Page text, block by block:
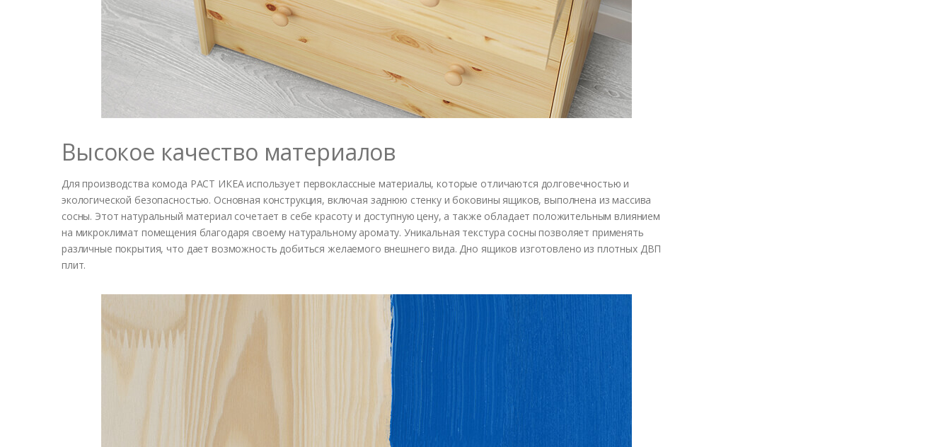
Высокое качество материалов
Для производства комода РАСТ ИКЕА использует первоклассные материалы, которые отличаются долговечностью и
экологической безопасностью. Основная конструкция, включая заднюю стенку и боковины ящиков, выполнена из массива
сосны. Этот натуральный материал сочетает в себе красоту и доступную цену, а также обладает положительным влиянием
на микроклимат помещения благодаря своему натуральному аромату. Уникальная текстура сосны позволяет применять
различные покрытия, что дает возможность добиться желаемого внешнего вида. Дно ящиков изготовлено из плотных ДВП
плит.